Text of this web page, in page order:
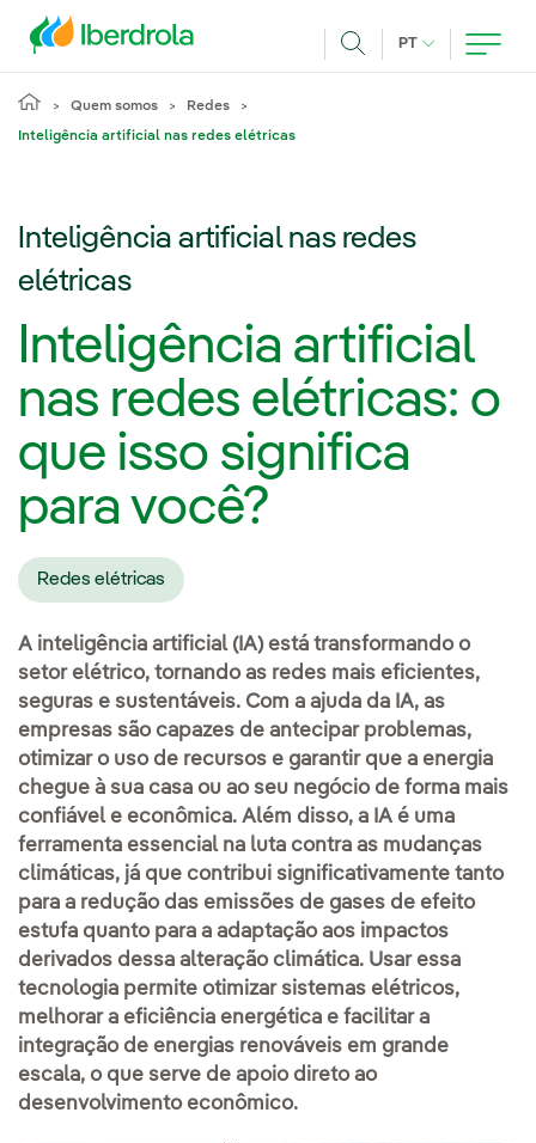
PT IDIOMA ATUAL,
Quem somos Redes
Inteligência artificial nas redes elétricas
Inteligência artificial nas redes
elétricas
Inteligência artificial
nas redes elétricas: o
que isso significa
para você?
Redes elétricas
A inteligência artificial (IA) está transformando o
setor elétrico, tornando as redes mais eficientes,
seguras e sustentáveis. Com a ajuda da IA, as
empresas são capazes de antecipar problemas,
otimizar o uso de recursos e garantir que a energia
chegue à sua casa ou ao seu negócio de forma mais
confiável e econômica. Além disso, a IA é uma
ferramenta essencial na luta contra as mudanças
climáticas, já que contribui significativamente tanto
para a redução das emissões de gases de efeito
estufa quanto para a adaptação aos impactos
derivados dessa alteração climática. Usar essa
tecnologia permite otimizar sistemas elétricos,
melhorar a eficiência energética e facilitar a
integração de energias renováveis em grande
escala, o que serve de apoio direto ao
desenvolvimento econômico.